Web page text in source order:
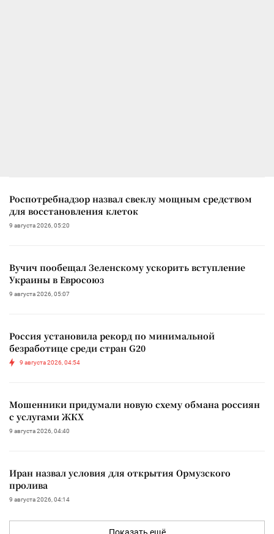
Роспотребнадзор назвал свеклу мощным средством
для восстановления клеток
9 августа 2026, 05:20
Вучич пообещал Зеленскому ускорить вступление
Украины в Евросоюз
9 августа 2026, 05:07
Россия установила рекорд по минимальной
безработице среди стран G20
9 августа 2026, 04:54
Мошенники придумали новую схему обмана россиян
с услугами ЖКХ
9 августа 2026, 04:40
Иран назвал условия для открытия Ормузского
пролива
9 августа 2026, 04:14
Показать ещё